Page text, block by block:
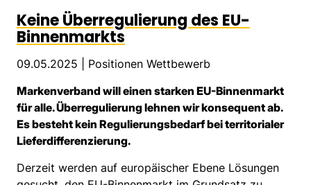
Keine Überregulierung des EU-
Binnenmarkts
09.05.2025 | Positionen Wettbewerb
Markenverband will einen starken EU-Binnenmarkt
für alle. Überregulierung lehnen wir konsequent ab.
Es besteht kein Regulierungsbedarf bei territorialer
Lieferdifferenzierung.
Derzeit werden auf europäischer Ebene Lösungen